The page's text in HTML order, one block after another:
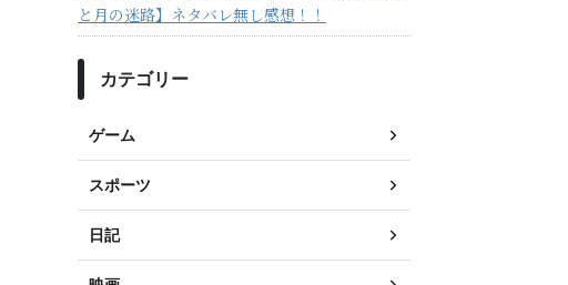
と月の迷路】ネタバレ無し感想！！
カテゴリー
ゲーム
スポーツ
日記